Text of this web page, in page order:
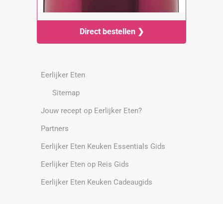
Direct bestellen ❯
Eerlijker Eten
Sitemap
Jouw recept op Eerlijker Eten?
Partners
Eerlijker Eten Keuken Essentials Gids
Eerlijker Eten op Reis Gids
Eerlijker Eten Keuken Cadeaugids